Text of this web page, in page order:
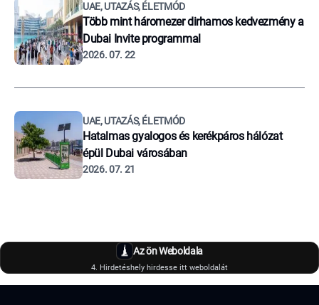
UAE, UTAZÁS, ÉLETMÓD
Több mint háromezer dirhamos kedvezmény a
Dubai Invite programmal
2026. 07. 22
UAE, UTAZÁS, ÉLETMÓD
Hatalmas gyalogos és kerékpáros hálózat
épül Dubai városában
2026. 07. 21
Az ön Weboldala
4. Hirdetéshely hirdesse itt weboldalát